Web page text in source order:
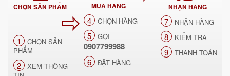
CHỌN SẢN PHẨM
1
CHỌN SẢN
PHẨM
2
XEM THÔNG
MUA HÀNG
4 CHỌN HÀNG
5 GỌI
0907799988
6 ĐẶT HÀNG
NHẬN HÀNG
7 NHẬN HÀNG
8 KIỂM TRA
9 THANH TOÁN